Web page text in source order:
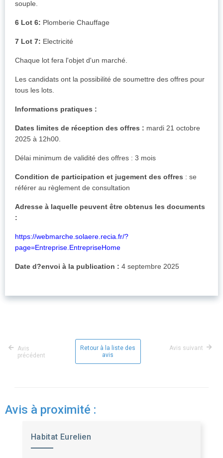
souple.
6 Lot 6: Plomberie Chauffage
7 Lot 7: Electricité
Chaque lot fera l'objet d'un marché.
Les candidats ont la possibilité de soumettre des offres pour
tous les lots.
Informations pratiques :
Dates limites de réception des offres : mardi 21 octobre
2025 à 12h00.
Délai minimum de validité des offres : 3 mois
Condition de participation et jugement des offres : se
référer au règlement de consultation
Adresse à laquelle peuvent être obtenus les documents
:
https://webmarche.solaere.recia.fr/?
page=Entreprise.EntrepriseHome
Date d?envoi à la publication : 4 septembre 2025
Avis
précédent
Retour à la liste des
avis
Avis suivant
Avis à proximité :
Habitat Eurelien